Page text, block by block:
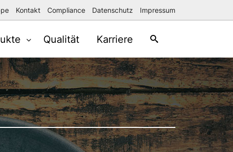
Kontakt Compliance Datenschutz Impressum
Qualität Karriere